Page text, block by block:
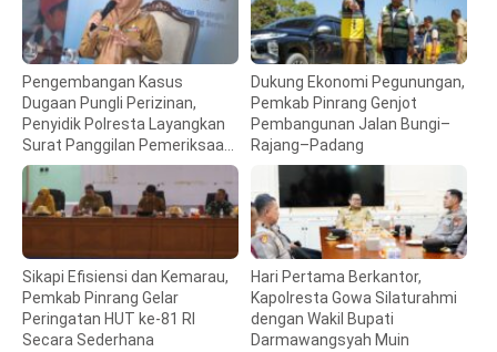
Pengembangan Kasus
Dugaan Pungli Perizinan,
Penyidik Polresta Layangkan
Surat Panggilan Pemeriksaan
Bupati Gowa
Dukung Ekonomi Pegunungan,
Pemkab Pinrang Genjot
Pembangunan Jalan Bungi–
Rajang–Padang
Sikapi Efisiensi dan Kemarau,
Pemkab Pinrang Gelar
Peringatan HUT ke-81 RI
Secara Sederhana
Hari Pertama Berkantor,
Kapolresta Gowa Silaturahmi
dengan Wakil Bupati
Darmawangsyah Muin